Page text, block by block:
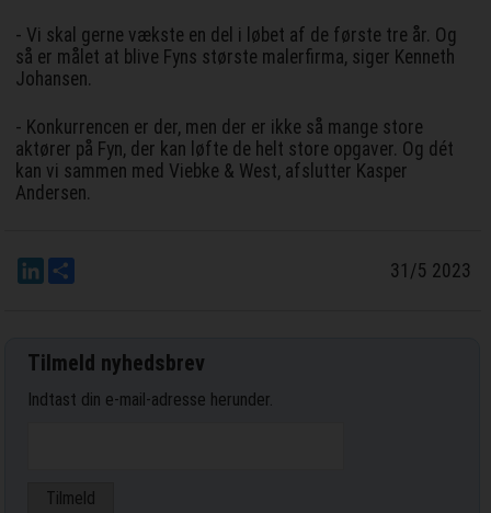
- Vi skal gerne vækste en del i løbet af de første tre år. Og
så er målet at blive Fyns største malerfirma, siger Kenneth
Johansen.
- Konkurrencen er der, men der er ikke så mange store
aktører på Fyn, der kan løfte de helt store opgaver. Og dét
kan vi sammen med Viebke & West, afslutter Kasper
Andersen.
LinkedIn 31/5 2023
Tilmeld nyhedsbrev
Indtast din e-mail-adresse herunder.